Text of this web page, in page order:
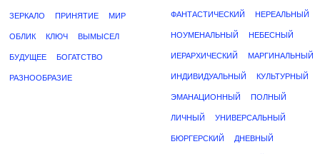
ЗЕРКАЛО ПРИНЯТИЕ МИР
ОБЛИК КЛЮЧ ВЫМЫСЕЛ
БУДУЩЕЕ БОГАТСТВО
РАЗНООБРАЗИЕ
ФАНТАСТИЧЕСКИЙ НЕРЕАЛЬНЫЙ
НОУМЕНАЛЬНЫЙ НЕБЕСНЫЙ
ИЕРАРХИЧЕСКИЙ МАРГИНАЛЬНЫЙ
ИНДИВИДУАЛЬНЫЙ КУЛЬТУРНЫЙ
ЭМАНАЦИОННЫЙ ПОЛНЫЙ
ЛИЧНЫЙ УНИВЕРСАЛЬНЫЙ
БЮРГЕРСКИЙ ДНЕВНЫЙ